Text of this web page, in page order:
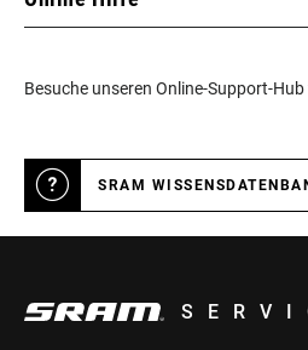
Besuche unseren Online-Support-
SRAM